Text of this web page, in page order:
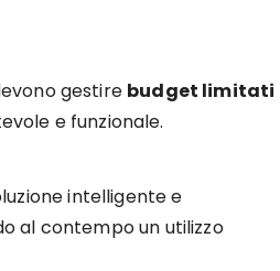
gestire budget limitati
e funzionale.
intelligente e
al contempo un utilizzo